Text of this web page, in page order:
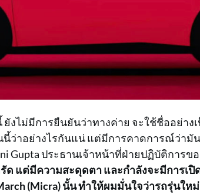
งไม่มีการยืนยันว่าทางค่าย จะใช้ชื่ออย่าง
ว่าอย่างไรกันแน่ แต่มีการคาดการณ์ว่ามั
Gupta ประธานเจ้าหน้าที่ฝ่ายปฏิบัติการขอ
ด แต่มีความสะดุดตา และกำลังจะมีการเปิ
(Micra) นั้น ทำให้ผมมั่นใจว่ารถรุ่นให